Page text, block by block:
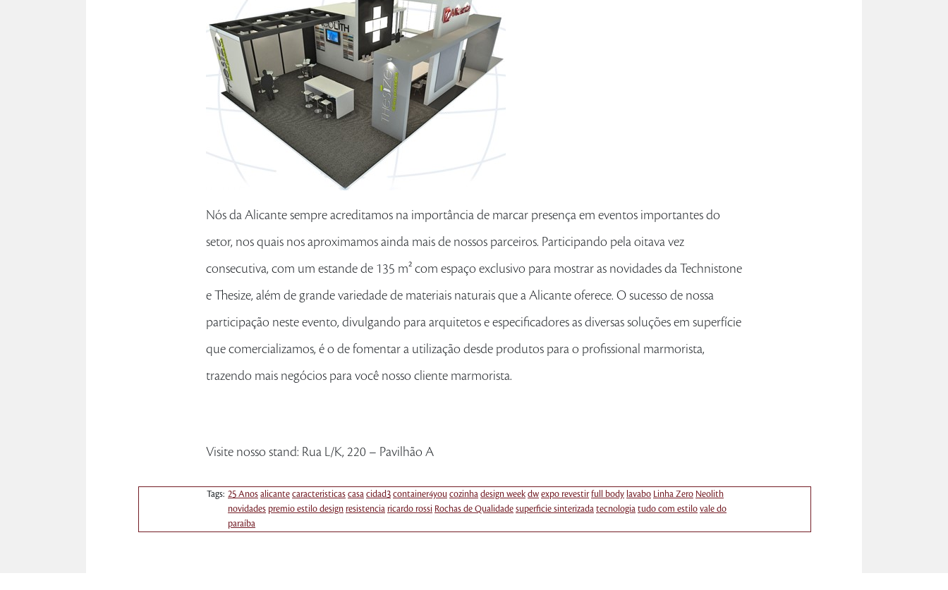
Nós da Alicante sempre acreditamos na importância de marcar presença em eventos importantes do
setor, nos quais nos aproximamos ainda mais de nossos parceiros. Participando pela oitava vez
consecutiva, com um estande de 135 m² com espaço exclusivo para mostrar as novidades da Technistone
e Thesize, além de grande variedade de materiais naturais que a Alicante oferece. O sucesso de nossa
participação neste evento, divulgando para arquitetos e especificadores as diversas soluções em superfície
que comercializamos, é o de fomentar a utilização desde produtos para o profissional marmorista,
trazendo mais negócios para você nosso cliente marmorista.
Visite nosso stand: Rua L/K, 220 – Pavilhão A
Tags: 25 Anos alicante caracteristicas casa cidad3 container4you cozinha design week dw expo revestir full body lavabo Linha Zero Neolith
novidades premio estilo design resistencia ricardo rossi Rochas de Qualidade superficie sinterizada tecnologia tudo com estilo vale do
paraíba